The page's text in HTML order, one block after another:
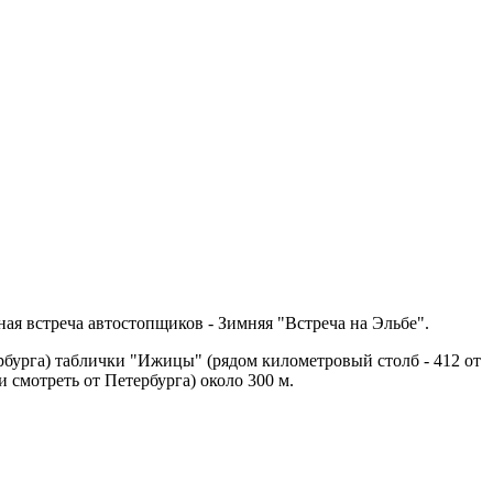
встреча автостопщиков - Зимняя "Встреча на Эльбе".
таблички "Ижицы" (рядом километровый столб - 412 от
от Петербурга) около 300 м.